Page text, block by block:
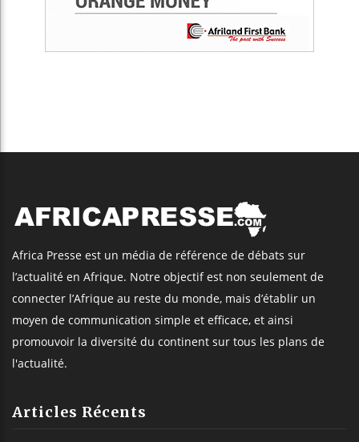
Africa Presse est un média de référence de débats sur
l’actualité en Afrique. Notre objectif est non seulement de
connecter l’Afrique au reste du monde, mais d’établir un
moyen de communication simple et efficace, et ainsi
promouvoir la diversité du continent sur tous les plans de
l'actualité.
Articles Récents